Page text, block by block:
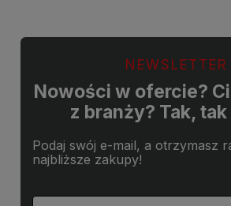
NEWSLETTER
Nowości w ofercie?
z branży? Tak, tak
Podaj swój e-mail, a otrzymasz
najbliższe zakupy!